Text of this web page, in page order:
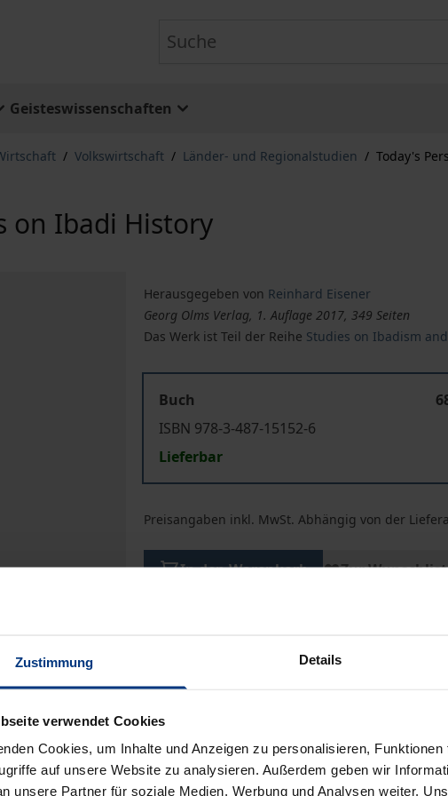
Zustimmung Details
verwendet Cookies
Cookies, um Inhalte und Anzeigen zu personalisieren,
auf unsere Website zu analysieren. Außerdem geben wir
unsere Partner für soziale Medien, Werbung und Analysen weiter.
Geisteswissenschaften
/ Volkswirtschaft / Länder- und Regionalstudien / Today's
on Ibadi History
Herausgegeben von Reinhard Eisener
Georg Olms Verlag, 1. Auflage 2017, 349 Seiten
Das Werk ist Teil der Reihe Studies on Ibadism
Buch
ISBN 978-3-487-15152-6
Lieferbar
Preisangaben inkl. MwSt. Abhängig von der
In den Warenkorb Zur
Angaben